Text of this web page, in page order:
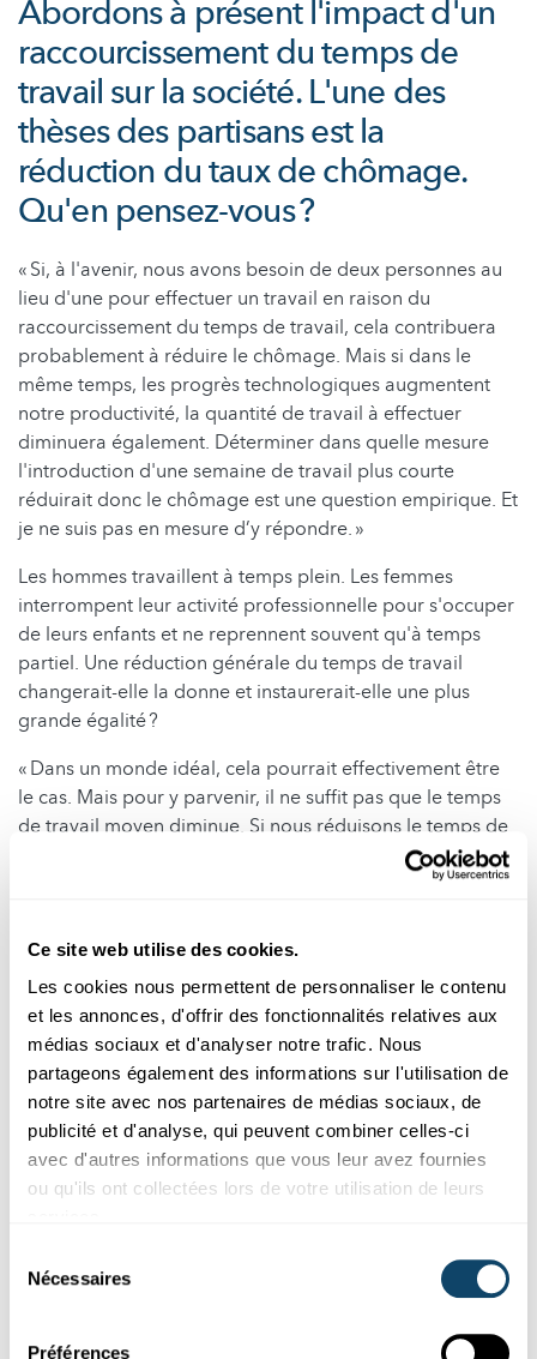
Ce site web utilise des cookies.
Les cookies nous permettent de personnaliser le contenu
et les annonces, d'offrir des fonctionnalités relatives aux
médias sociaux et d'analyser notre trafic. Nous
partageons également des informations sur l'utilisation de
notre site avec nos partenaires de médias sociaux, de
publicité et d'analyse, qui peuvent combiner celles-ci
avec d'autres informations que vous leur avez fournies
ou qu'ils ont collectées lors de votre utilisation de leurs
Nécessaires
Préférences
Abordons à présent l'impact d'un
raccourcissement du temps de
travail sur la société. L'une des
thèses des partisans est la
réduction du taux de chômage.
Qu'en pensez-vous ?
« Si, à l'avenir, nous avons besoin de deux personnes au
lieu d'une pour effectuer un travail en raison du
raccourcissement du temps de travail, cela contribuera
probablement à réduire le chômage. Mais si dans le
même temps, les progrès technologiques augmentent
notre productivité, la quantité de travail à effectuer
diminuera également. Déterminer dans quelle mesure
l'introduction d'une semaine de travail plus courte
réduirait donc le chômage est une question empirique. Et
je ne suis pas en mesure d’y répondre. »
Les hommes travaillent à temps plein. Les femmes
interrompent leur activité professionnelle pour s'occuper
de leurs enfants et ne reprennent souvent qu'à temps
partiel. Une réduction générale du temps de travail
changerait-elle la donne et instaurerait-elle une plus
grande égalité ?
« Dans un monde idéal, cela pourrait effectivement être
le cas. Mais pour y parvenir, il ne suffit pas que le temps
de travail moyen diminue. Si nous réduisons le temps de
travail, nous devons le faire de manière à ce que tant les
hommes que les femmes soient incités à travailler moins.
organiser la réduction du temps de travail de façon
Et qu'en est-il de l’empreinte
carbone ? Une réduction du temps
de travail hebdomadaire réduirait-
elle l’empreinte carbone de
chaque individu ?
« Cela dépend bien entendu du modèle de temps de
travail choisi. Si je dois travailler moins d'heures par jour,
semaine, cela ne changera probablement pas grand-